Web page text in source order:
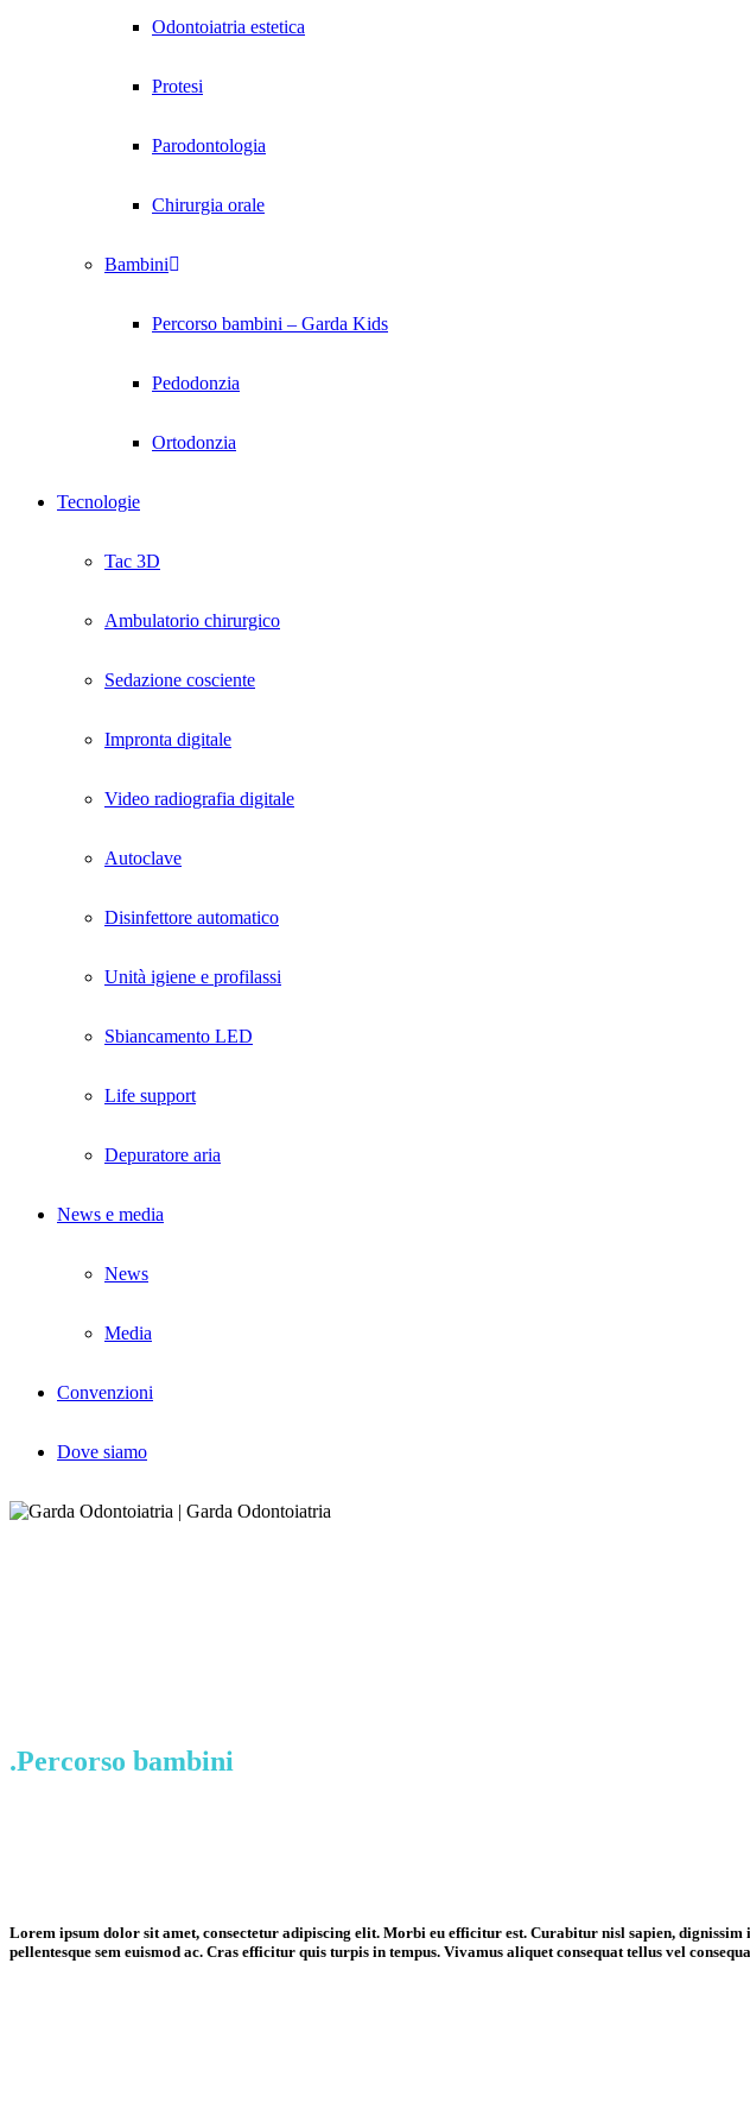
Odontoiatria estetica
Protesi
Parodontologia
Chirurgia orale
Bambini
Percorso bambini – Garda Kids
Pedodonzia
Ortodonzia
Tecnologie
Tac 3D
Ambulatorio chirurgico
Sedazione cosciente
Impronta digitale
Video radiografia digitale
Autoclave
Disinfettore automatico
Unità igiene e profilassi
Sbiancamento LED
Life support
Depuratore aria
News e media
News
Media
Convenzioni
Dove siamo
.Percorso bambini
Lorem ipsum dolor sit amet, consectetur adipiscing elit. Morbi eu efficitur est. Curabitur nisl sapien,
pellentesque sem euismod ac. Cras efficitur quis turpis in tempus. Vivamus aliquet consequat tellus vel